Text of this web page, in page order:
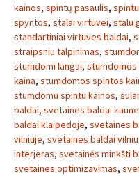
kainos, spintų pasaulis,
spyntos, stalai virtuvei, stalu
standartiniai virtuves baldai,
straipsniu talpinimas,
stumdomi langai,
kaina, stumdomos spintos
stumdomu spintu kainos,
baldai, svetaines baldai kaune
baldai klaipedoje, svetaines
vilniuje, svetaines baldai
interjeras, svetainės minkšti
svetaines optimizavimas,